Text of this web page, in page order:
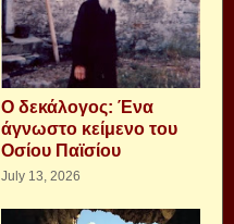
Ο δεκάλογος: Ένα
άγνωστο κείμενο του
Οσίου Παϊσίου
July 13, 2026